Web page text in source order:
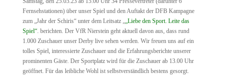
Fernsehstationen) über unser Spiel und den Auftakt der DFB Kampagne
zum „Jahr der Schiris“ unter dem Leitsatz „„Liebe den Sport. Leite das
Spiel“. berichten. Der VfR Nierstein geht aktuell davon aus, dass rund
1.000 Zuschauer unser Derby live sehen werden. Wir freuen uns auf ein
tolles Spiel, interessierte Zuschauer und die Erfahrungsberichte unserer
prominenten Gäste. Der Sportplatz wird für die Zuschauer ab 13.00 Uhr
geöffnet. Für das leibliche Wohl ist selbstverständlich bestens gesorgt.